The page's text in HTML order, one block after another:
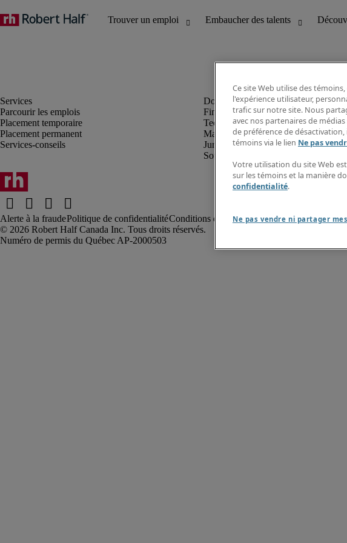
Parcourir les emplois
Placement temporaire
Placement permanent
Services-conseils
Finance et comptabilité
Technologie
Marketing et création
Juridique
Soutien administratif et à la clientèle
Alerte à la fraudePolitique de confidentialitéConditions d’utilisation Rapport sur
Robert Half Canada Inc. Tous droits réservés.
Ce site Web utilise des
l'expérience utilisateur,
trafic sur notre site. Nous
avec nos partenaires de
de préférence de
témoins via le lien Ne pas
Votre utilisation du site Web
sur les témoins et la manière
confidentialité.
Ne pas vendre ni partager